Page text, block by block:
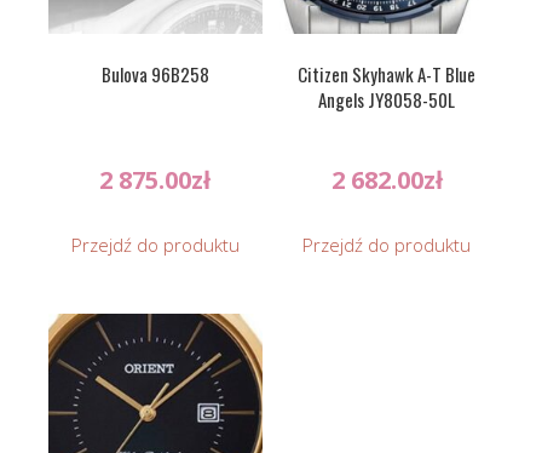
Bulova 96B258
2 875.00zł
Przejdź do produktu
Citizen Skyhawk A-T Blue
Angels JY8058-50L
2 682.00zł
Przejdź do produktu